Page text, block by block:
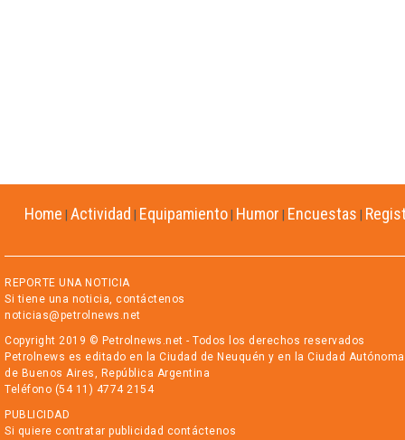
Home Actividad Equipamiento Humor Encuestas
REPORTE UNA NOTICIA
Si tiene una noticia, contáctenos
noticias@petrolnews.net
Copyright 2019 © Petrolnews.net - Todos los derechos reservados
Petrolnews es editado en la Ciudad de Neuquén y en la Ciudad Autónoma
de Buenos Aires, República Argentina
Teléfono (54 11) 4774 2154
PUBLICIDAD
Si quiere contratar publicidad contáctenos